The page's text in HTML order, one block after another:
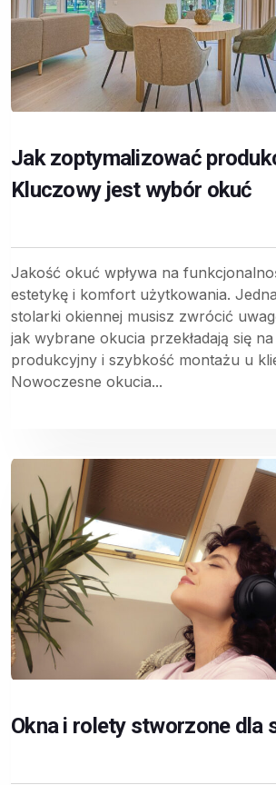
Jak zoptymalizować
Kluczowy jest wybór okuć
Jakość okuć wpływa na
estetykę i komfort użytkowania.
stolarki okiennej musisz zwrócić
jak wybrane okucia przekładają się
produkcyjny i szybkość montażu u
Nowoczesne okucia...
Okna i rolety stworzone dla